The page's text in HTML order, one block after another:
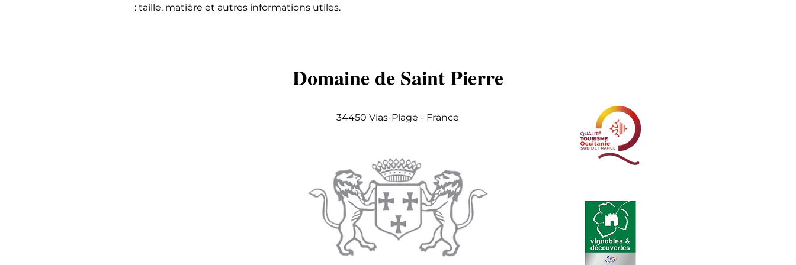
: taille, matière et autres informations utiles.
Domaine de Saint Pierre
34450 Vias-Plage - France